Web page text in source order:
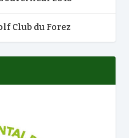
Club du Forez